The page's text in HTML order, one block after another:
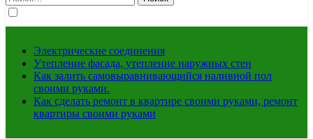
Электрические соединения
Утепление фасада, утепление наружных стен
Как залить самовыравнивающийся наливной пол
своими руками.
Как сделать ремонт в квартире своими руками, ремонт
квартиры своими руками